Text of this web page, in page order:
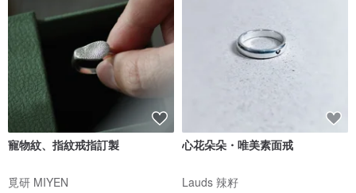
寵物紋、指紋戒指訂製
覓研 MIYEN
心花朵朵・唯美素面戒
Lauds 辣籽